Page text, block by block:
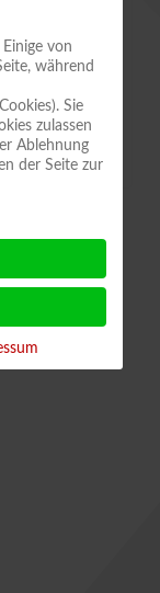
und
von
während
Sie
zulassen
Ablehnung
der Seite zur